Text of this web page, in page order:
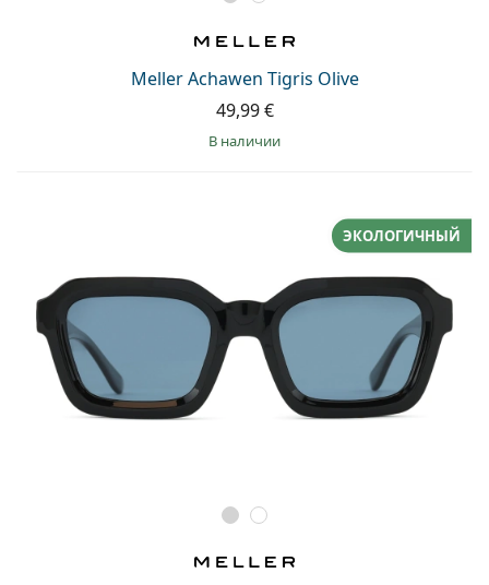
Meller Achawen Tigris Olive
49,99 €
в наличии
ЭКОЛОГИЧНЫЙ